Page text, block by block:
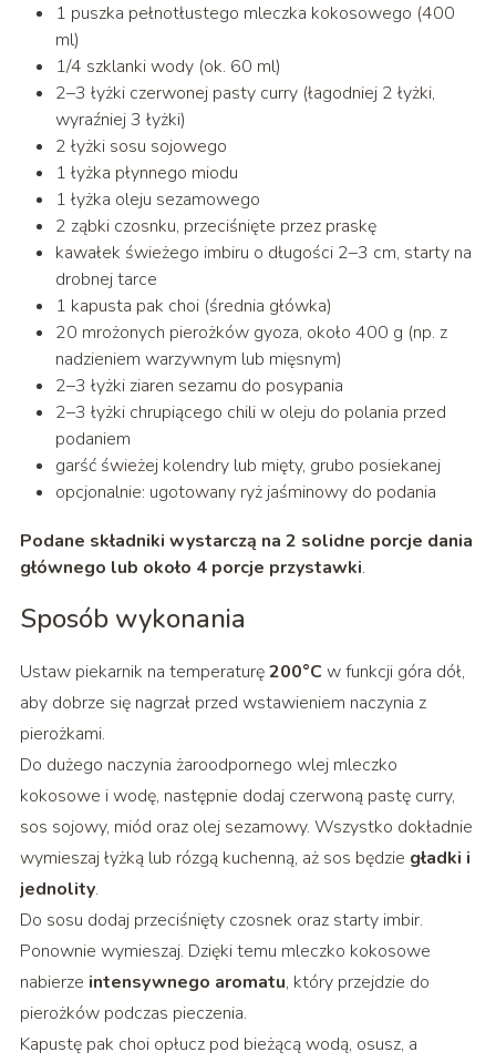
1 puszka pełnotłustego mleczka kokosowego (400
ml)
1/4 szklanki wody (ok. 60 ml)
2–3 łyżki czerwonej pasty curry (łagodniej 2 łyżki,
wyraźniej 3 łyżki)
2 łyżki sosu sojowego
1 łyżka płynnego miodu
1 łyżka oleju sezamowego
2 ząbki czosnku, przeciśnięte przez praskę
kawałek świeżego imbiru o długości 2–3 cm, starty na
drobnej tarce
1 kapusta pak choi (średnia główka)
20 mrożonych pierożków gyoza, około 400 g (np. z
nadzieniem warzywnym lub mięsnym)
2–3 łyżki ziaren sezamu do posypania
2–3 łyżki chrupiącego chili w oleju do polania przed
podaniem
garść świeżej kolendry lub mięty, grubo posiekanej
opcjonalnie: ugotowany ryż jaśminowy do podania
Podane składniki wystarczą na 2 solidne porcje dania
głównego lub około 4 porcje przystawki.
Sposób wykonania
Ustaw piekarnik na temperaturę200°Cw funkcji góra dół,
aby dobrze się nagrzał przed wstawieniem naczynia z
pierożkami.
Do dużego naczynia żaroodpornego wlej mleczko
kokosowe i wodę, następnie dodaj czerwoną pastę curry,
sos sojowy, miód oraz olej sezamowy. Wszystko dokładnie
wymieszaj łyżką lub rózgą kuchenną, aż sos będzie gładki i
jednolity.
Do sosu dodaj przeciśnięty czosnek oraz starty imbir.
Ponownie wymieszaj. Dzięki temu mleczko kokosowe
nabierze intensywnego aromatu, który przejdzie do
pierożków podczas pieczenia.
Kapustę pak choi opłucz pod bieżącą wodą, osusz, a